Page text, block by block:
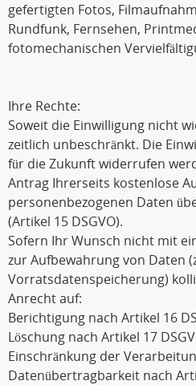
gefertigten Fotos,
Rundfunk, Fernsehen,
fotomechanischen
Ihre Rechte:
Soweit die Einwilligung nicht
zeitlich unbeschränkt. Die
für die Zukunft widerrufen
Antrag Ihrerseits kostenlose
personenbezogenen Daten
(Artikel 15 DSGVO).
Sofern Ihr Wunsch nicht mit
zur Aufbewahrung von Daten
Vorratsdatenspeicherung)
Anrecht auf:
Berichtigung nach Artikel 16
Löschung nach Artikel 17
Einschränkung der
Datenübertragbarkeit nach